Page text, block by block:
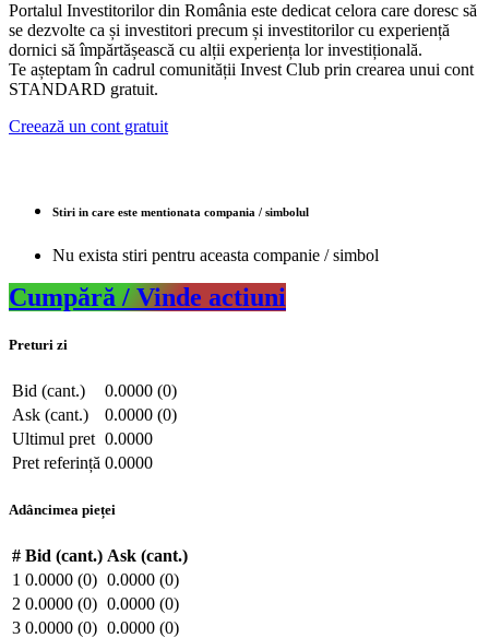
Portalul Investitorilor din România este dedicat celora care doresc să
se dezvolte ca și investitori precum și investitorilor cu experiență
dornici să împărtășească cu alții experiența lor investițională.
Te așteptam în cadrul comunității Invest Club prin crearea unui cont
STANDARD gratuit.
Creează un cont gratuit
Stiri in care este mentionata compania / simbolul
Nu exista stiri pentru aceasta companie / simbol
Cumpără / Vinde actiuni
Preturi zi
Bid (cant.)
0.0000 (0)
Ask (cant.)
0.0000 (0)
Ultimul pret 0.0000
Pret referință 0.0000
Adâncimea pieței
# Bid (cant.) Ask (cant.)
1 0.0000 (0) 0.0000 (0)
2 0.0000 (0) 0.0000 (0)
3 0.0000 (0) 0.0000 (0)